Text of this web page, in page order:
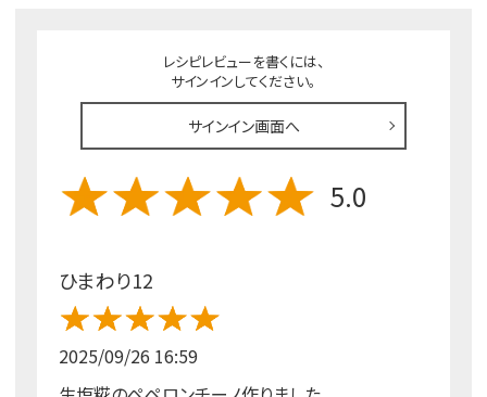
レシピレビューを書くには、
サインインしてください。
サインイン画面へ
5.0
ひまわり12
2025/09/26 16:59